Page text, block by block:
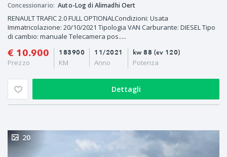
Concessionario: Auto-Log di Alimadhi Oert
RENAULT TRAFIC 2.0 FULL OPTIONALCondizioni: Usata
Immatricolazione: 20/10/2021 Tipologia VAN Carburante: DIESEL Tipo
di cambio: manuale Telecamera pos.....
€ 10.900
Prezzo
11/2021
Anno
183900
KM
kw 88 (cv 120)
Potenza
Dettagli
20